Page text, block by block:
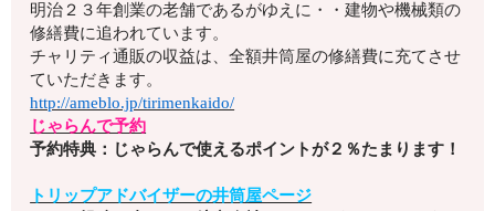
明治２３年創業の老舗であるがゆえに・・建物や機械類の
修繕費に追われています。
チャリティ通販の収益は、全額井筒屋の修繕費に充てさせ
ていただきます。
http://ameblo.jp/tirimenkaido/
じゃらんで予約
予約特典：じゃらんで使えるポイントが２％たまります！
トリップアドバイザーの井筒屋ページ